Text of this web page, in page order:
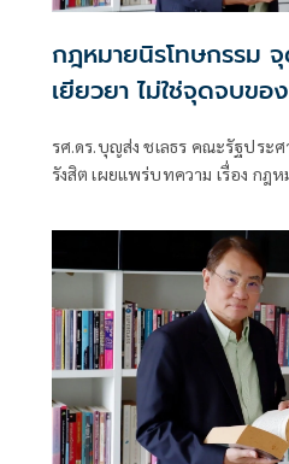
กฎหมายนิรโทษกรรม
เยียวยา ไม่ใช่จุดจบขอ
รศ.ดร.บุญส่ง ชเลธร คณะรัฐประ
รังสิต เผยแพร่บทความ เรื่อง กฎหมายนิรโทษกรรม : จุดเริ่มต้น